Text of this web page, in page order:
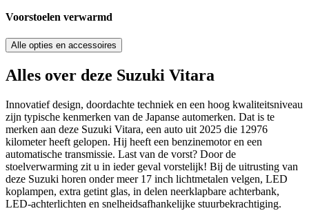
Voorstoelen verwarmd
Alle opties en accessoires
Alles over deze Suzuki Vitara
Innovatief design, doordachte techniek en een hoog kwaliteitsniveau
zijn typische kenmerken van de Japanse automerken. Dat is te
merken aan deze Suzuki Vitara, een auto uit 2025 die 12976
kilometer heeft gelopen. Hij heeft een benzinemotor en een
automatische transmissie. Last van de vorst? Door de
stoelverwarming zit u in ieder geval vorstelijk! Bij de uitrusting van
deze Suzuki horen onder meer 17 inch lichtmetalen velgen, LED
koplampen, extra getint glas, in delen neerklapbare achterbank,
LED-achterlichten en snelheidsafhankelijke stuurbekrachtiging.